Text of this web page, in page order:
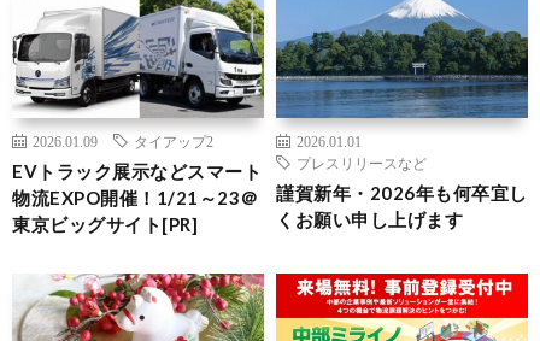
2026.01.09 タイアップ2
EVトラック展示などスマート
物流EXPO開催！1/21～23＠
東京ビッグサイト[PR]
2026.01.01
プレスリリースなど
謹賀新年・2026年も何卒宜し
くお願い申し上げます